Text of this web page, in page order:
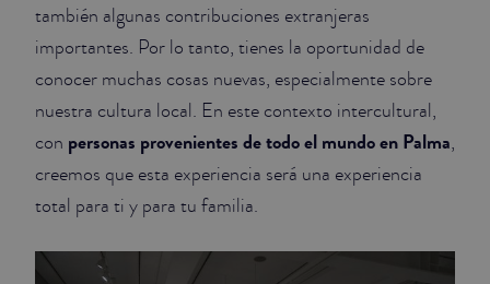
también algunas contribuciones extranjeras
importantes. Por lo tanto, tienes la oportunidad de
conocer muchas cosas nuevas, especialmente sobre
nuestra cultura local. En este contexto intercultural,
con personas provenientes de todo el mundo en Palma,
creemos que esta experiencia será una experiencia
total para ti y para tu familia.